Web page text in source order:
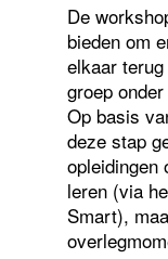
De
bieden om
elkaar
groep
Op basis
deze stap
opleidingen
leren (via
Smart),